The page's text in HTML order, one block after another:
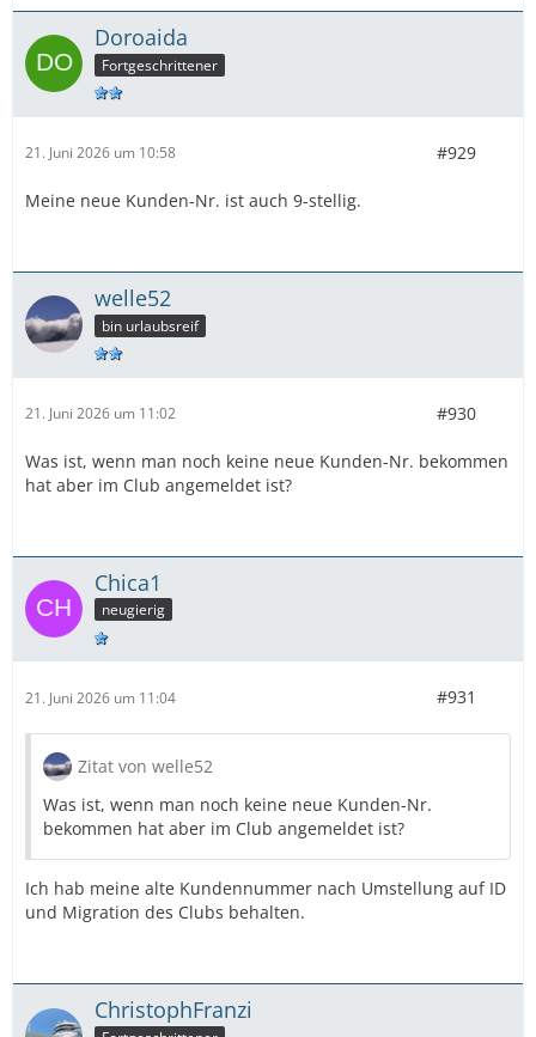
Doroaida
Fortgeschrittener
21. Juni 2026 um 10:58 #929
Meine neue Kunden-Nr. ist auch 9-stellig.
welle52
bin urlaubsreif
21. Juni 2026 um 11:02 #930
Was ist, wenn man noch keine neue Kunden-Nr. bekommen
hat aber im Club angemeldet ist?
Chica1
neugierig
21. Juni 2026 um 11:04 #931
Zitat von welle52
Was ist, wenn man noch keine neue Kunden-Nr.
bekommen hat aber im Club angemeldet ist?
Ich hab meine alte Kundennummer nach Umstellung auf ID
und Migration des Clubs behalten.
ChristophFranzi